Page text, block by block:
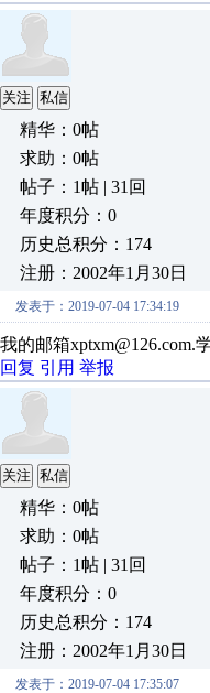
关注 私信
精华：0帖
求助：0帖
帖子：1帖 | 31回
年度积分：0
历史总积分：174
注册：2002年1月30日
发表于：2019-07-04 17:34:19
我的邮箱xptxm@126.com.
回复 引用 举报
关注 私信
精华：0帖
求助：0帖
帖子：1帖 | 31回
年度积分：0
历史总积分：174
注册：2002年1月30日
发表于：2019-07-04 17:35:07